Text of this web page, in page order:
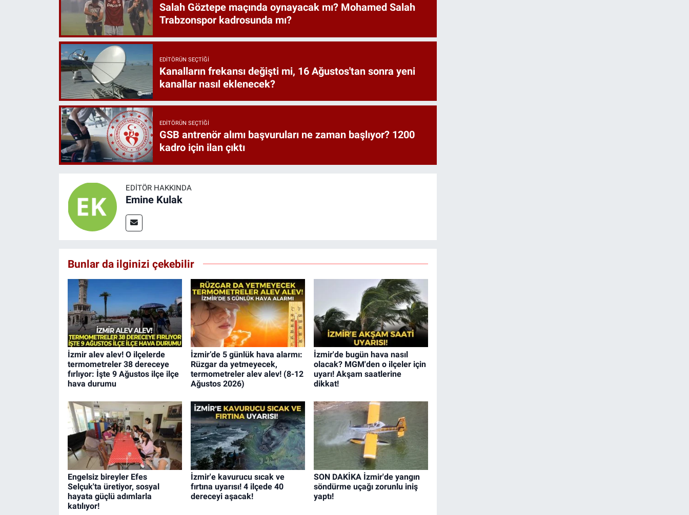
Salah Göztepe maçında oynayacak mı? Mohamed Salah
Trabzonspor kadrosunda mı?
EDITÖRÜN SEÇTIĞI
Kanalların frekansı değişti mi, 16 Ağustos'tan sonra yeni
kanallar nasıl eklenecek?
EDITÖRÜN SEÇTIĞI
GSB antrenör alımı başvuruları ne zaman başlıyor? 1200
kadro için ilan çıktı
EDITÖR HAKKINDA
Emine Kulak
Bunlar da ilginizi çekebilir
İzmir alev alev! O ilçelerde
termometreler 38 dereceye
fırlıyor: İşte 9 Ağustos ilçe ilçe
hava durumu
İzmir’de 5 günlük hava alarmı:
Rüzgar da yetmeyecek,
termometreler alev alev! (8-12
Ağustos 2026)
İzmir'de bugün hava nasıl
olacak? MGM'den o ilçeler için
uyarı! Akşam saatlerine
dikkat!
Engelsiz bireyler Efes
Selçuk'ta üretiyor, sosyal
hayata güçlü adımlarla
katılıyor!
İzmir'e kavurucu sıcak ve
fırtına uyarısı! 4 ilçede 40
dereceyi aşacak!
SON DAKİKA İzmir'de yangın
söndürme uçağı zorunlu iniş
yaptı!